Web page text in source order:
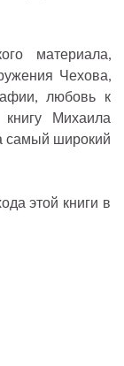
материала,
Чехова,
любовь к
Михаила
самый широкий
этой книги в